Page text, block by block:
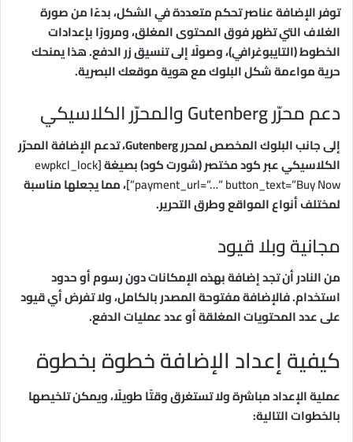
توفر الإضافة عناصر تحكم متعددة في الشكل، بدءًا من صورة
الغلاف التي تظهر فوق المحتوى المغلق، ومرورًا بإعدادات
الخطوط (التايبوغرافي)، وصولًا إلى تنسيق زر الدفع. هذا يمنحك
حرية مواءمة شكل البلوك مع هوية موقعك البصرية.
دعم محرّر Gutenberg والمحرّر الكلاسيكي
إلى جانب البلوك المخصص لمحرر Gutenberg، تدعم الإضافة المحرّر
الكلاسيكي عبر كود مختصر (شورت كود) بصيغة [ewpkcl_lock
payment_url=”…” button_text=”Buy Now”] ، مما يجعلها مناسبة
لمختلف أنواع المواقع وطرق التحرير.
مجانية وبلا قيود
من النادر أن تجد إضافة بهذه الإمكانات دون رسوم أو حدود
استخدام. فالإضافة مفتوحة المصدر بالكامل، ولا تفرض أي قيود
على عدد المحتويات المغلقة أو عدد عمليات الدفع.
كيفية إعداد الإضافة خطوة بخطوة
عملية الإعداد مباشرة ولا تستغرق وقتًا طويلًا، ويمكن تلخيصها
بالخطوات التالية: